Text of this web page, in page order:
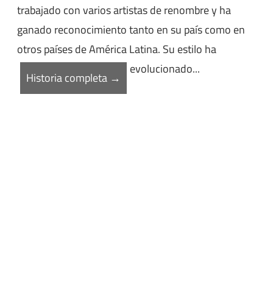
trabajado con varios artistas de renombre y ha
ganado reconocimiento tanto en su país como en
otros países de América Latina. Su estilo ha
evolucionado...
Historia completa →